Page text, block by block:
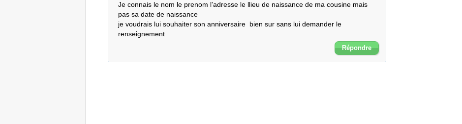
Je connais le nom le prenom l'adresse le llieu de naissance de ma cousine mais
pas sa date de naissance
je voudrais lui souhaiter son anniversaire  bien sur sans lui demander le
renseignement
Répondre